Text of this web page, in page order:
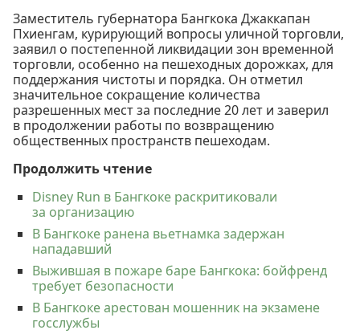
Заместитель губернатора Бангкока Джаккапан
Пхиенгам, курирующий вопросы уличной торговли,
заявил о постепенной ликвидации зон временной
торговли, особенно на пешеходных дорожках, для
поддержания чистоты и порядка. Он отметил
значительное сокращение количества
разрешенных мест за последние 20 лет и заверил
в продолжении работы по возвращению
общественных пространств пешеходам.
Продолжить чтение
Disney Run в Бангкоке раскритиковали
за организацию
В Бангкоке ранена вьетнамка задержан
нападавший
Выжившая в пожаре баре Бангкока: бойфренд
требует безопасности
В Бангкоке арестован мошенник на экзамене
госслужбы